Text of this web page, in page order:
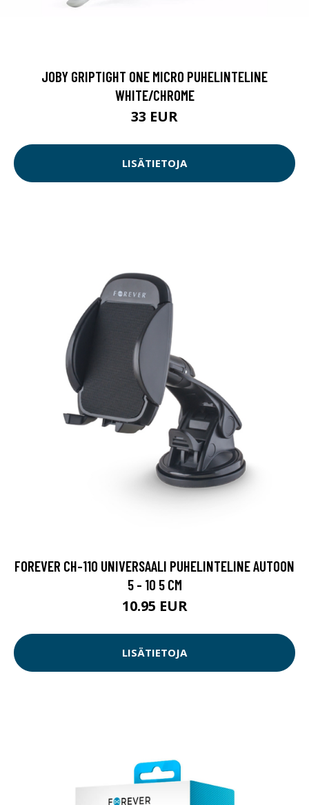
JOBY GRIPTIGHT ONE MICRO PUHELINTELINE
WHITE/CHROME
33 EUR
LISÄTIETOJA
FOREVER CH-110 UNIVERSAALI PUHELINTELINE AUTOON
5 - 10 5 CM
10.95 EUR
LISÄTIETOJA